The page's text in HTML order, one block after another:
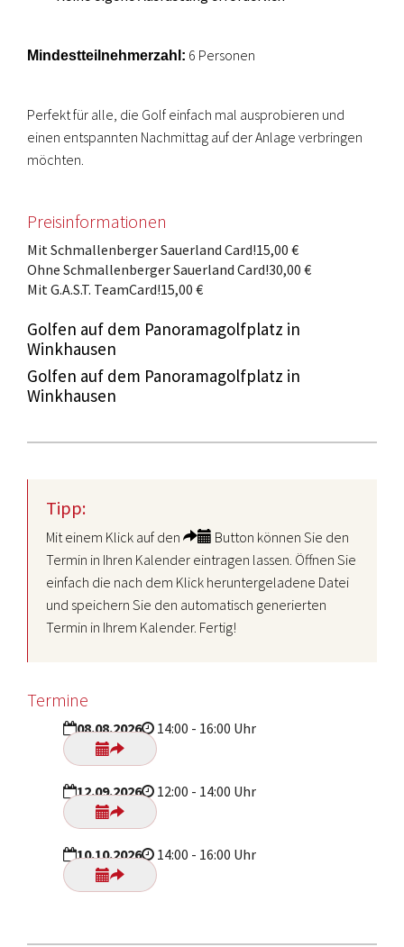
Mindestteilnehmerzahl: 6 Personen
Perfekt für alle, die Golf einfach mal ausprobieren und
einen entspannten Nachmittag auf der Anlage verbringen
möchten.
Preisinformationen
Mit Schmallenberger Sauerland Card!15,00 €
Ohne Schmallenberger Sauerland Card!30,00 €
Mit G.A.S.T. TeamCard!15,00 €
Golfen auf dem Panoramagolfplatz in
Winkhausen
Golfen auf dem Panoramagolfplatz in
Winkhausen
Tipp:
Mit einem Klick auf den
Button können Sie den
Termin in Ihren Kalender eintragen lassen. Öffnen Sie
einfach die nach dem Klick heruntergeladene Datei
und speichern Sie den automatisch generierten
Termin in Ihrem Kalender. Fertig!
Termine
08.08.2026 14:00 - 16:00 Uhr
12.09.2026 12:00 - 14:00 Uhr
10.10.2026 14:00 - 16:00 Uhr